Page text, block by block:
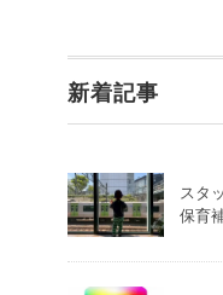
新着記事
スタ
保育